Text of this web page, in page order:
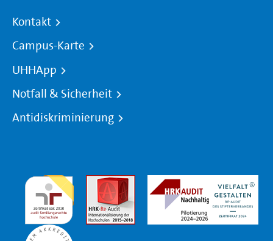
Kontakt
Campus-Karte
UHHApp
Notfall & Sicherheit
Antidiskriminierung